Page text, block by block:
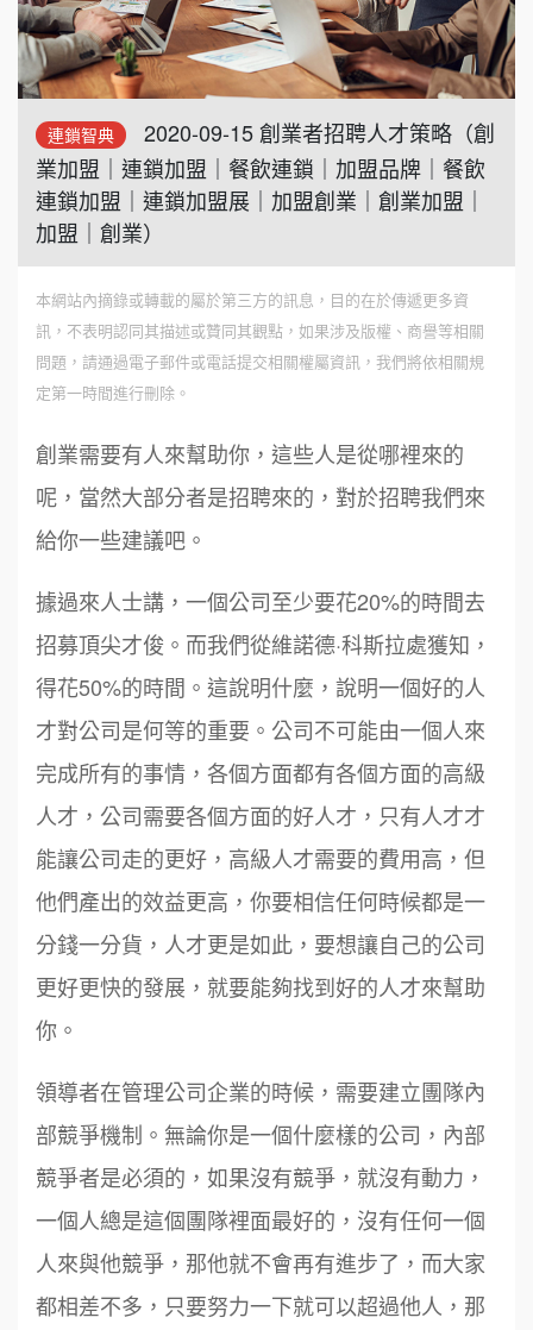
連鎖智典
2020-09-15 創業者招聘人才策略（創
業加盟｜連鎖加盟｜餐飲連鎖｜加盟品牌｜餐飲
連鎖加盟｜連鎖加盟展｜加盟創業｜創業加盟｜
加盟｜創業）
本網站內摘錄或轉載的屬於第三方的訊息，目的在於傳遞更多資
訊，不表明認同其描述或贊同其觀點，如果涉及版權、商譽等相關
問題，請通過電子郵件或電話提交相關權屬資訊，我們將依相關規
定第一時間進行刪除。
創業需要有人來幫助你，這些人是從哪裡來的
呢，當然大部分者是招聘來的，對於招聘我們來
給你一些建議吧。
據過來人士講，一個公司至少要花20%的時間去
招募頂尖才俊。而我們從維諾德·科斯拉處獲知，
得花50%的時間。這說明什麼，說明一個好的人
才對公司是何等的重要。公司不可能由一個人來
完成所有的事情，各個方面都有各個方面的高級
人才，公司需要各個方面的好人才，只有人才才
能讓公司走的更好，高級人才需要的費用高，但
他們產出的效益更高，你要相信任何時候都是一
分錢一分貨，人才更是如此，要想讓自己的公司
更好更快的發展，就要能夠找到好的人才來幫助
你。
領導者在管理公司企業的時候，需要建立團隊內
部競爭機制。無論你是一個什麼樣的公司，內部
競爭者是必須的，如果沒有競爭，就沒有動力，
一個人總是這個團隊裡面最好的，沒有任何一個
人來與他競爭，那他就不會再有進步了，而大家
都相差不多，只要努力一下就可以超過他人，那